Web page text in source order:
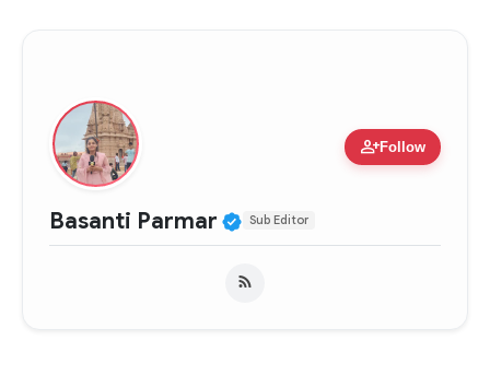
person_addFollow
Basanti Parmar Verified Public Figure
Sub Editor